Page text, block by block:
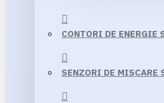
CONTORI DE ENERGIE
SENZORI DE MISCARE